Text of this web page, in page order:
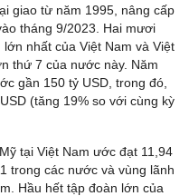
giao từ năm 1995, nâng cấp
tháng 9/2023. Hai mươi
nhất của Việt Nam và Việt
thứ 7 của nước này. Năm
gần 150 tỷ USD, trong đó,
(tăng 19% so với cùng kỳ
tại Việt Nam ước đạt 11,94
trong các nước và vùng lãnh
Hầu hết tập đoàn lớn của